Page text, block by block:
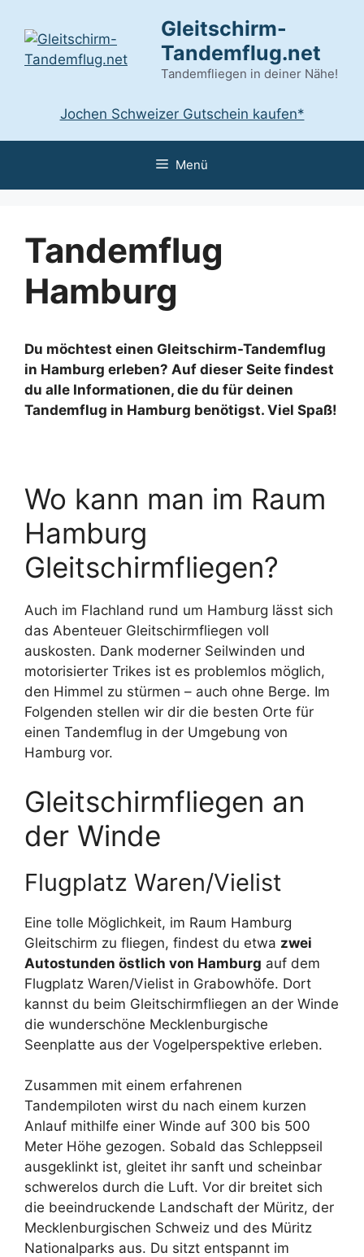
Inhalt
springen
Gleitschirm-
Tandemflug.net
Tandemfliegen in deiner Nähe!
Jochen Schweizer Gutschein kaufen*
Menü
Tandemflug
Hamburg
Du möchtest einen Gleitschirm-Tandemflug
in Hamburg erleben? Auf dieser Seite findest
du alle Informationen, die du für deinen
Tandemflug in Hamburg benötigst. Viel Spaß!
Wo kann man im Raum
Hamburg
Gleitschirmfliegen?
Auch im Flachland rund um Hamburg lässt sich
das Abenteuer Gleitschirmfliegen voll
auskosten. Dank moderner Seilwinden und
motorisierter Trikes ist es problemlos möglich,
den Himmel zu stürmen – auch ohne Berge. Im
Folgenden stellen wir dir die besten Orte für
einen Tandemflug in der Umgebung von
Hamburg vor.
Gleitschirmfliegen an
der Winde
Flugplatz Waren/Vielist
Eine tolle Möglichkeit, im Raum Hamburg
Gleitschirm zu fliegen, findest du etwa zwei
Autostunden östlich von Hamburg auf dem
Flugplatz Waren/Vielist in Grabowhöfe. Dort
kannst du beim Gleitschirmfliegen an der Winde
die wunderschöne Mecklenburgische
Seenplatte aus der Vogelperspektive erleben.
Zusammen mit einem erfahrenen
Tandempiloten wirst du nach einem kurzen
Anlauf mithilfe einer Winde auf 300 bis 500
Meter Höhe gezogen. Sobald das Schleppseil
ausgeklinkt ist, gleitet ihr sanft und scheinbar
schwerelos durch die Luft. Vor dir breitet sich
die beeindruckende Landschaft der Müritz, der
Mecklenburgischen Schweiz und des Müritz
Nationalparks aus. Du sitzt entspannt im